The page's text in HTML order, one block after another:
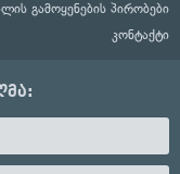
გამოყენების პირობები
კონტაქტი